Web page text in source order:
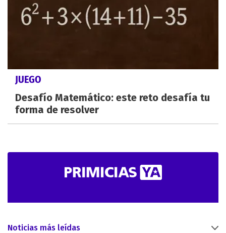
JUEGO
Desafío Matemático: este reto desafía tu
forma de resolver
Noticias más leídas